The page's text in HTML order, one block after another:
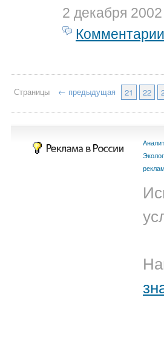
2 декабря
Комментарии
Страницы ← предыдущая 21 22